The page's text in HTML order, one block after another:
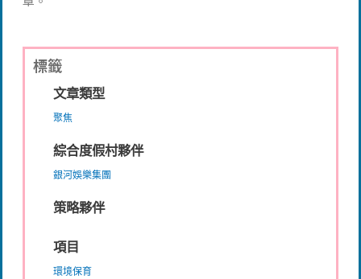
標籤
文章類型
聚焦
綜合度假村夥伴
銀河娛樂集團
策略夥伴
項目
環境保育